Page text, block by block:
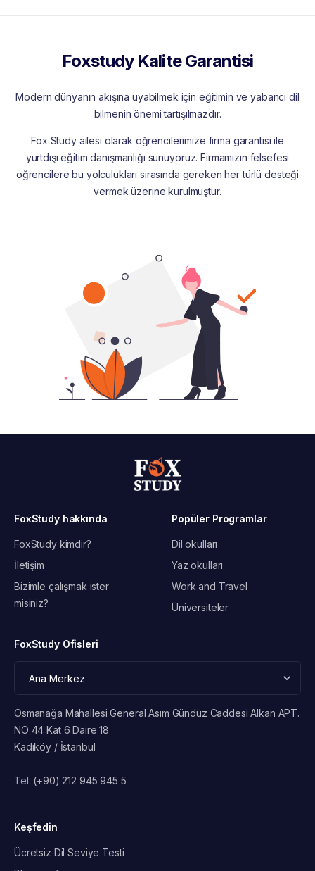
Foxstudy Kalite Garantisi
Modern dünyanın akışına uyabilmek için eğitimin ve yabancı dil
bilmenin önemi tartışılmazdır.
Fox Study ailesi olarak öğrencilerimize firma garantisi ile
yurtdışı eğitim danışmanlığı sunuyoruz. Firmamızın felsefesi
öğrencilere bu yolculukları sırasında gereken her türlü desteği
vermek üzerine kurulmuştur.
FoxStudy hakkında
FoxStudy kimdir?
İletişim
Bizimle çalışmak ister
misiniz?
Popüler Programlar
Dil okulları
Yaz okulları
Work and Travel
Üniversiteler
FoxStudy Ofisleri
Osmanağa Mahallesi General Asım Gündüz Caddesi Alkan APT.
NO 44 Kat 6 Daire 18
Kadıköy / İstanbul
Tel: (+90) 212 945 945 5
Keşfedin
Ücretsiz Dil Seviye Testi